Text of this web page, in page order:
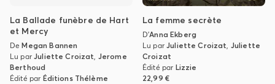
La Ballade funèbre de Hart
et Mercy
DeMegan Bannen
Lu parJuliette Croizat, Jerome
Berthoud
Édité par Éditions Thélème
La femme secrète
D'Anna Ekberg
Lu parJuliette Croizat, Juliette
Croizat
Édité par Lizzie
22,99 €